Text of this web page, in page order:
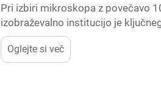
Pri izbiri mikroskopa z povečavo
izobraževalno institucijo je
tehnološki napredek, ki so na
Oglejte si več